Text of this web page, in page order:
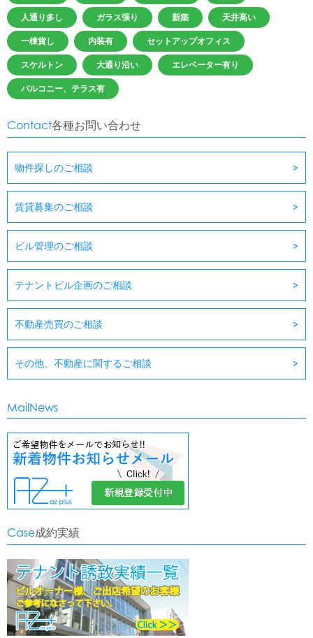
人通り多し ガラス張り 新築 天井高い
一棟貨し 内装有 セットアップオフィス
スケルトン 大通り沿い エレベーター有り
バルコニー、テラス有
Contact各種お問い合わせ
物件探しのご相談
賃貸募集のご相談
ビル管理のご相談
テナントビル企画のご相談
不動産売買のご相談
その他、不動産に関するご相談
MailNews
Case成約実績